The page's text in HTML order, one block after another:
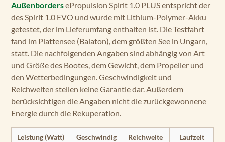
AußenbordersePropulsion Spirit 1.0 PLUS entspricht der
des Spirit 1.0 EVO und wurde mit Lithium-Polymer-Akku
getestet, der im Lieferumfang enthalten ist. Die Testfahrt
fand im Plattensee (Balaton), dem größten See in Ungarn,
statt. Die nachfolgenden Angaben sind abhängig von Art
und Größe des Bootes, dem Gewicht, dem Propeller und
den Wetterbedingungen. Geschwindigkeit und
Reichweiten stellen keine Garantie dar. Außerdem
berücksichtigen die Angaben nicht die zurückgewonnene
Energie durch die Rekuperation.
Leistung (Watt)
Geschwindig
Reichweite
Laufzeit